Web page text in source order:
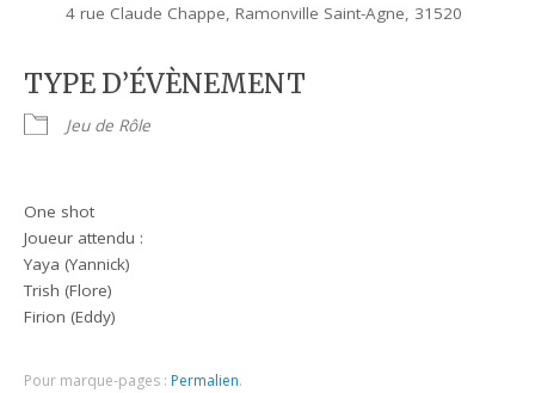
4 rue Claude Chappe, Ramonville Saint-Agne, 31520
TYPE D’ÉVÈNEMENT
Jeu de Rôle
One shot
Joueur attendu :
Yaya (Yannick)
Trish (Flore)
Firion (Eddy)
Pour marque-pages : Permalien.